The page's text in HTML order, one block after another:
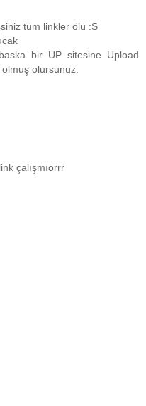
tüm linkler ölü :S
bir UP sitesine Upload
olmuş olursunuz.
çalışmıorrr